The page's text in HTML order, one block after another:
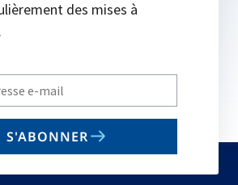
des mises à
S'ABONNER